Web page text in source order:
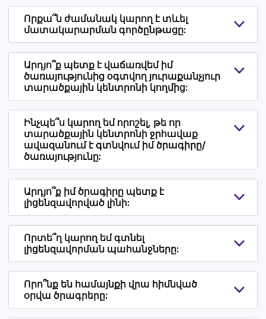
Որքա՞ն ժամանակ կարող է տևել
մատակարարման գործընթացը:
Արդյո՞ք պետք է վաճառվեմ իմ
ծառայությունից օգտվող յուրաքանչյուր
տարածքային կենտրոնի կողմից:
Ինչպե՞ս կարող եմ որոշել, թե որ
տարածքային կենտրոնի ջրհավաք
ավազանում է գտնվում իմ ծրագիրը/
ծառայությունը:
Արդյո՞ք իմ ծրագիրը պետք է
լիցենզավորված լինի:
Որտե՞ղ կարող եմ գտնել
լիցենզավորման պահանջները:
Որո՞նք են համայնքի վրա հիմնված
օրվա ծրագրերը: